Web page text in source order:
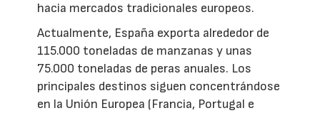
hacia mercados tradicionales europeos.
Actualmente, España exporta alrededor de
115.000 toneladas de manzanas y unas
75.000 toneladas de peras anuales. Los
principales destinos siguen concentrándose
en la Unión Europea (Francia, Portugal e